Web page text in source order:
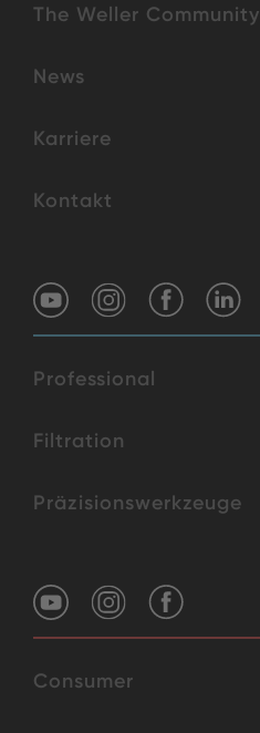
The Weller Community
News
Karriere
Kontakt
Professional
Filtration
Präzisionswerkzeuge
Consumer